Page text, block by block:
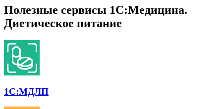
Полезные сервисы 1С:Медицина.
Диетическое питание
1С:МДЛП